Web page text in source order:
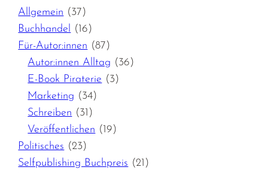
Allgemein (37)
Buchhandel
(16)
Für-Autor:innen (87)
Autor:innen Alltag (36)
E-Book Piraterie (3)
Marketing (34)
Schreiben (31)
Veröffentlichen (19)
Politisches (23)
Selfpublishing Buchpreis (21)